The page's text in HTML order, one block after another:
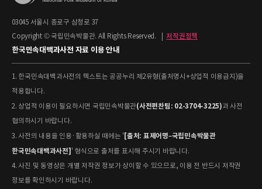
03045 서울시 종로구 삼청로 37
Copyright © 국립민속박물관. All Rights Reserved.
저작권정책
한국민속대백과사전 자료 이용 안내
1. 한국민속대백과사전의 텍스트는 공공누리 제2유형(출처명시+상업적 이용금지)을
적용합니다.
2. 상업적 이용이 필요하시면 국립민속박물관(사전편찬팀: 02-3704-3225)과 사전
협의하시기 바랍니다.
3. 사전의 내용을 인용·활용하실 때에는 ' [출처: 표제어명–국립민속박물관
한국민속대백과사전] ' 형식으로 출처를 표시해 주시기 바랍니다.
4. 사진 및 동영상은 개별 저작권 정보가 상이할 수 있으므로, 이용 전 반드시 저작권
정보를 확인하시기 바랍니다.